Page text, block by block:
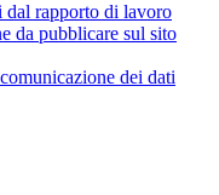
dal rapporto di lavoro
da pubblicare sul sito
dei dati